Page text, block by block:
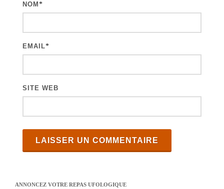
NOM *
EMAIL*
SITE WEB
ANNONCEZ VOTRE REPAS UFOLOGIQUE